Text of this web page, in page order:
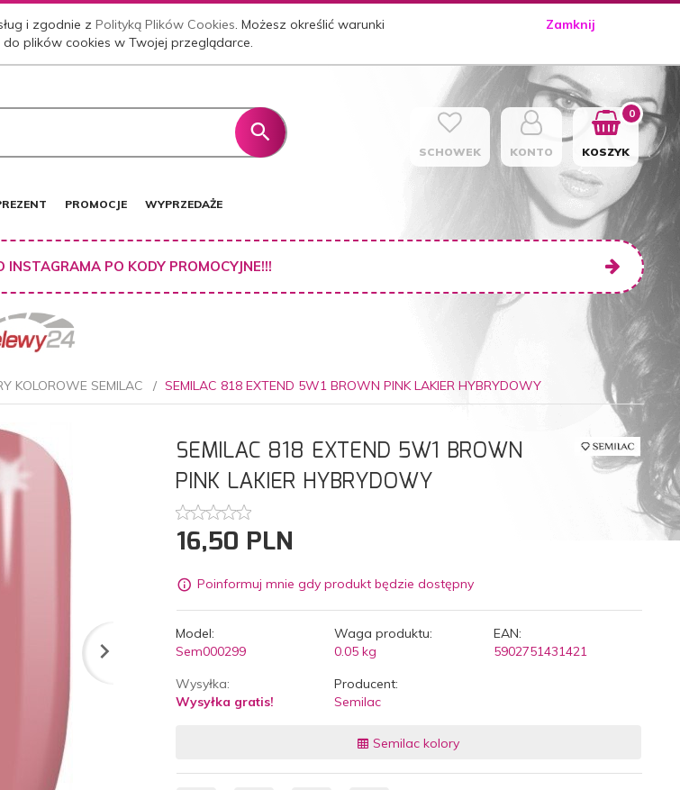
i zgodnie zPolityką Plików Cookies. Możesz określić warunki
plików cookies w Twojej przeglądarce.
Zamknij
SCHOWEK KONTO KOSZYK
0
PROMOCJE WYPRZEDAŻE
PO KODY PROMOCYJNE!!!
KOLOROWE SEMILAC SEMILAC 818 EXTEND 5W1 BROWN PINK LAKIER HYBRYDOWY
SEMILAC 818 EXTEND 5W1 BROWN
PINK LAKIER HYBRYDOWY
16,50 PLN
Poinformuj mnie gdy produkt będzie dostępny
Model:
Sem000299
Waga produktu:
0.05 kg
EAN:
5902751431421
Wysyłka:
Wysyłka gratis!
Producent:
Semilac
Semilac kolory